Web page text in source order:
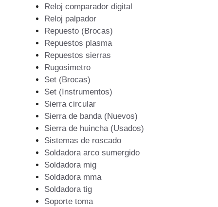
Reloj comparador digital
Reloj palpador
Repuesto (Brocas)
Repuestos plasma
Repuestos sierras
Rugosimetro
Set (Brocas)
Set (Instrumentos)
Sierra circular
Sierra de banda (Nuevos)
Sierra de huincha (Usados)
Sistemas de roscado
Soldadora arco sumergido
Soldadora mig
Soldadora mma
Soldadora tig
Soporte toma